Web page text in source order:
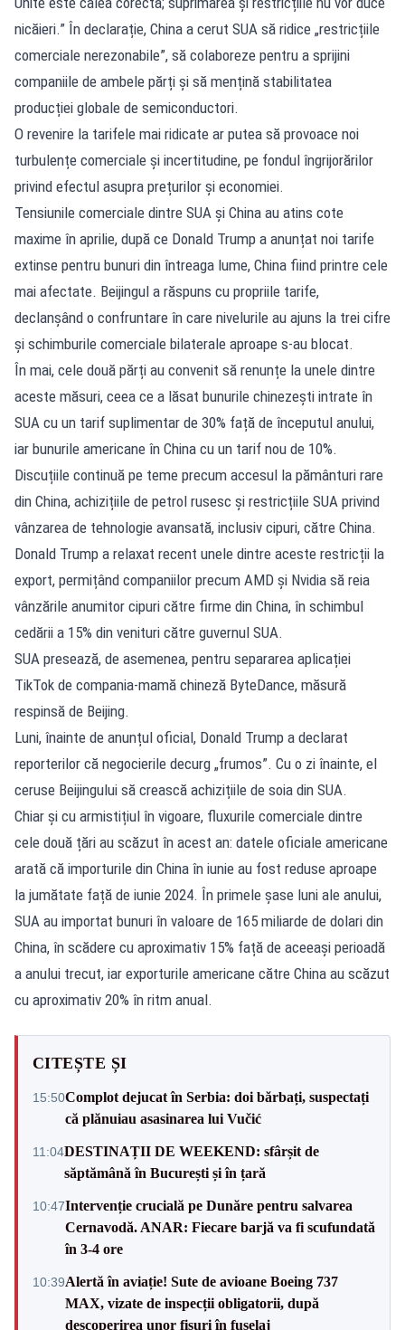
nicăieri.” În declarație, China a cerut SUA să ridice „restricțiile
comerciale nerezonabile”, să colaboreze pentru a sprijini
companiile de ambele părți și să mențină stabilitatea
producției globale de semiconductori.
O revenire la tarifele mai ridicate ar putea să provoace noi
turbulențe comerciale și incertitudine, pe fondul îngrijorărilor
privind efectul asupra prețurilor și economiei.
Tensiunile comerciale dintre SUA și China au atins cote
maxime în aprilie, după ce Donald Trump a anunțat noi tarife
extinse pentru bunuri din întreaga lume, China fiind printre cele
mai afectate. Beijingul a răspuns cu propriile tarife,
declanșând o confruntare în care nivelurile au ajuns la trei cifre
și schimburile comerciale bilaterale aproape s-au blocat.
În mai, cele două părți au convenit să renunțe la unele dintre
aceste măsuri, ceea ce a lăsat bunurile chinezești intrate în
SUA cu un tarif suplimentar de 30% față de începutul anului,
iar bunurile americane în China cu un tarif nou de 10%.
Discuțiile continuă pe teme precum accesul la pământuri rare
din China, achizițiile de petrol rusesc și restricțiile SUA privind
vânzarea de tehnologie avansată, inclusiv cipuri, către China.
Donald Trump a relaxat recent unele dintre aceste restricții la
export, permițând companiilor precum AMD și Nvidia să reia
vânzările anumitor cipuri către firme din China, în schimbul
cedării a 15% din venituri către guvernul SUA.
SUA presează, de asemenea, pentru separarea aplicației
TikTok de compania-mamă chineză ByteDance, măsură
respinsă de Beijing.
Luni, înainte de anunțul oficial, Donald Trump a declarat
reporterilor că negocierile decurg „frumos”. Cu o zi înainte, el
ceruse Beijingului să crească achizițiile de soia din SUA.
Chiar și cu armistițiul în vigoare, fluxurile comerciale dintre
cele două țări au scăzut în acest an: datele oficiale americane
arată că importurile din China în iunie au fost reduse aproape
la jumătate față de iunie 2024. În primele șase luni ale anului,
SUA au importat bunuri în valoare de 165 miliarde de dolari din
China, în scădere cu aproximativ 15% față de aceeași perioadă
a anului trecut, iar exporturile americane către China au scăzut
cu aproximativ 20% în ritm anual.
CITEȘTE ȘI
15:50Complot dejucat în Serbia: doi bărbați, suspectați
că plănuiau asasinarea lui Vučić
11:04DESTINAȚII DE WEEKEND: sfârșit de
săptămână în București și în țară
10:47Intervenție crucială pe Dunăre pentru salvarea
Cernavodă. ANAR: Fiecare barjă va fi scufundată
în 3-4 ore
10:39Alertă în aviație! Sute de avioane Boeing 737
MAX, vizate de inspecții obligatorii, după
descoperirea unor fisuri în fuselaj